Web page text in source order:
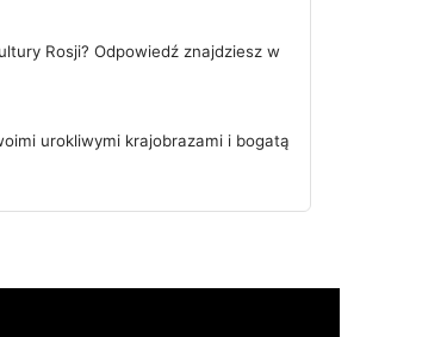
Rosji? Odpowiedź znajdziesz w
urokliwymi krajobrazami i bogatą